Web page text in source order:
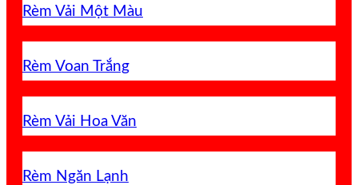
Rèm Vải Một Màu
Rèm Voan Trắng
Rèm Vải Hoa Văn
Rèm Ngăn Lạnh